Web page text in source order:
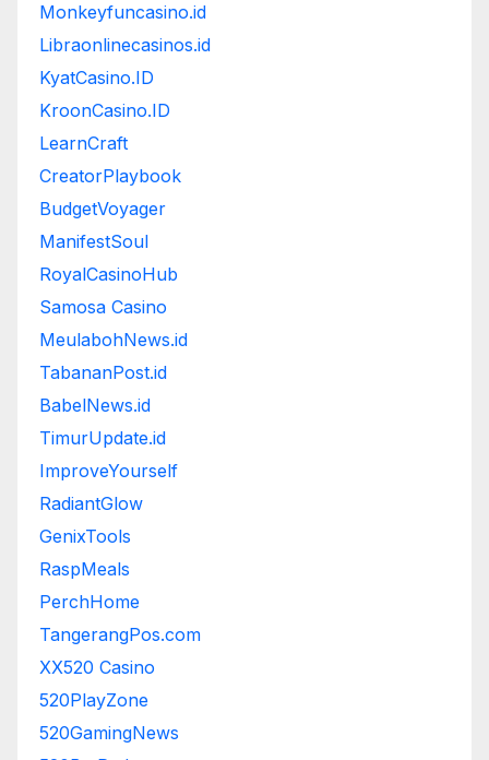
Monkeyfuncasino.id
Libraonlinecasinos.id
KyatCasino.ID
KroonCasino.ID
LearnCraft
CreatorPlaybook
BudgetVoyager
ManifestSoul
RoyalCasinoHub
Samosa Casino
MeulabohNews.id
TabananPost.id
BabelNews.id
TimurUpdate.id
ImproveYourself
RadiantGlow
GenixTools
RaspMeals
PerchHome
TangerangPos.com
XX520 Casino
520PlayZone
520GamingNews